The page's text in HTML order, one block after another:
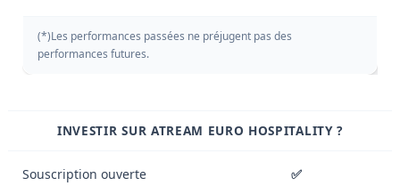
(*)Les performances passées ne préjugent pas des
performances futures.
INVESTIR SUR ATREAM EURO HOSPITALITY ?
Souscription ouverte ✅